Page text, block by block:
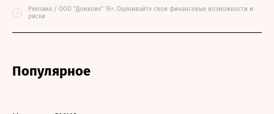
i
Реклама / ООО "Домклик" 16+. Оценивайте свои финансовые возможности и
риски
Популярное